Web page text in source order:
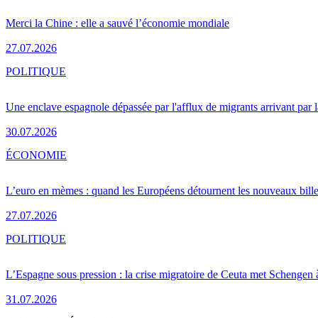
Merci la Chine : elle a sauvé l’économie mondiale
27.07.2026
Une enclave espagnole dépassée par l'afflux de migrants arrivant par
30.07.2026
POLITIQUE
L’euro en mèmes : quand les Européens détournent les nouveaux
27.07.2026
ÉCONOMIE
L’Espagne sous pression : la crise migratoire de Ceuta met Schengen
31.07.2026
POLITIQUE